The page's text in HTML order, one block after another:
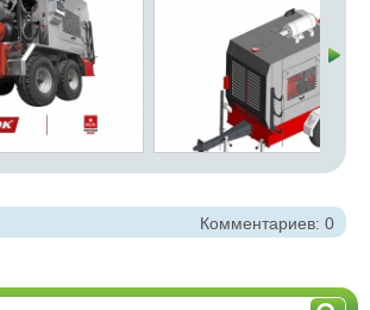
Комментариев: 0